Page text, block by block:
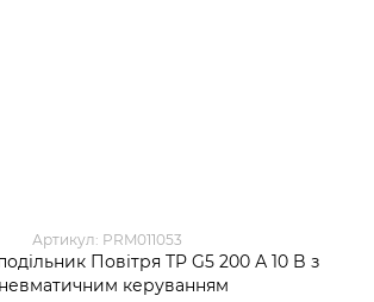
Артикул: PRM011053
Повітря TP G5 200 А 10 B з
керуванням